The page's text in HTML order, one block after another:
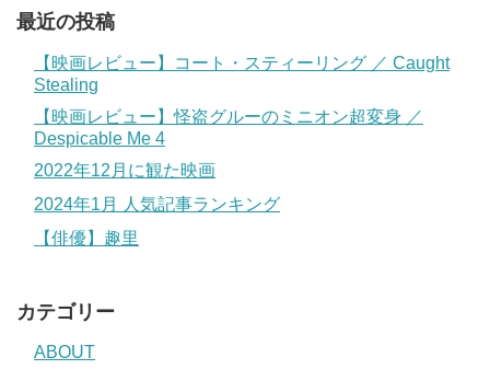
最近の投稿
【映画レビュー】コート・スティーリング ／ Caught
Stealing
【映画レビュー】怪盗グルーのミニオン超変身 ／
Despicable Me 4
2022年12月に観た映画
2024年1月 人気記事ランキング
【俳優】趣里
カテゴリー
ABOUT